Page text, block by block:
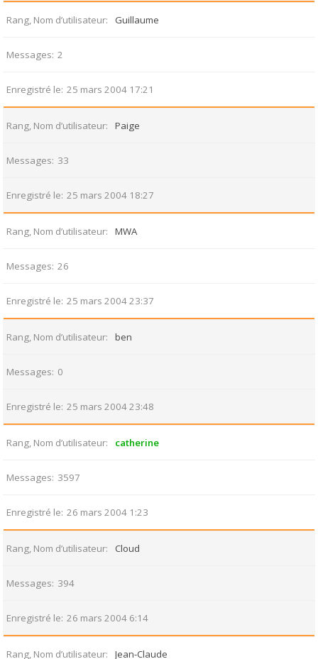
Rang, Nom d’utilisateur Guillaume
Messages 2
Enregistré le 25 mars 2004 17:21
Rang, Nom d’utilisateur Paige
Messages 33
Enregistré le 25 mars 2004 18:27
Rang, Nom d’utilisateur MWA
Messages 26
Enregistré le 25 mars 2004 23:37
Rang, Nom d’utilisateur ben
Messages 0
Enregistré le 25 mars 2004 23:48
Rang, Nom d’utilisateur catherine
Messages 3597
Enregistré le 26 mars 2004 1:23
Rang, Nom d’utilisateur Cloud
Messages 394
Enregistré le 26 mars 2004 6:14
Rang, Nom d’utilisateur Jean-Claude